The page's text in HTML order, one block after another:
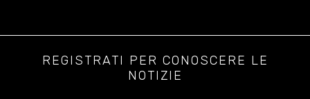
REGISTRATI PER CONOSCERE LE
NOTIZIE